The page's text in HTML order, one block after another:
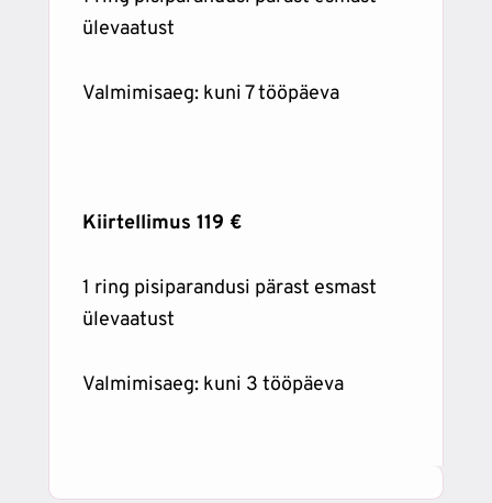
ülevaatust
Valmimisaeg: kuni 7 tööpäeva
Kiirtellimus 119 €
1 ring pisiparandusi pärast esmast
ülevaatust
Valmimisaeg: kuni 3 tööpäeva